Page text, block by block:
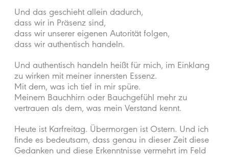
Und das geschieht allein dadurch,
dass wir in Präsenz sind,
dass wir unserer eigenen Autorität folgen,
dass wir authentisch handeln.
Und authentisch handeln heißt für mich, im Einklang
zu wirken mit meiner innersten Essenz.
Mit dem, was ich tief in mir spüre.
Meinem Bauchhirn oder Bauchgefühl mehr zu
vertrauen als dem, was mein Verstand kennt.
Heute ist Karfreitag. Übermorgen ist Ostern. Und ich
finde es bedeutsam, dass genau in dieser Zeit diese
Gedanken und diese Erkenntnisse vermehrt im Feld